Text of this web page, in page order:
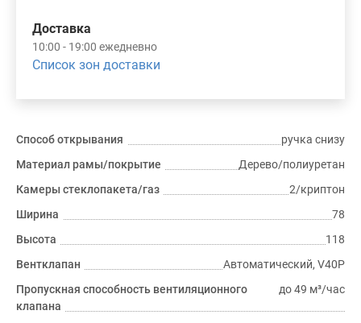
Способ открывания
ручка снизу
Материал рамы/покрытие
Дерево/полиуретан
Камеры стеклопакета/газ
2/криптон
Ширина
78
Высота
118
Вентклапан
Автоматический, V40P
Пропускная способность вентиляционного
клапана
до 49 м³/час
Доставка
10:00 - 19:00 ежедневно
Список зон доставки